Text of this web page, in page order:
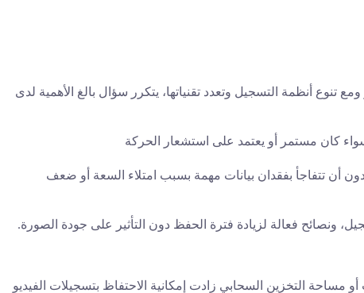
تنوع أنظمة التسجيل وتعدد تقنياتها، يتكرر سؤال بالغ الأهمية لدى
كان مستمر أو يعتمد على استشعار الحركة
أن تتفاجأ بفقدان بيانات مهمة بسبب امتلاء السعة أو ضعف
فعالة لزيادة فترة الحفظ دون التأثير على جودة الصورة.
التخزين السحابي زادت إمكانية الاحتفاظ بتسجيلات الفيديو